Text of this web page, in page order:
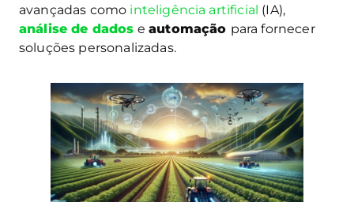
avançadas como inteligência artificial (IA),
análise de dados eautomação para fornecer
soluções personalizadas.